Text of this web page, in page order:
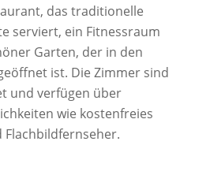
das traditionelle
serviert, ein Fitnessraum
Garten, der in den
ist. Die Zimmer sind
und verfügen über
wie kostenfreies
Flachbildfernseher.